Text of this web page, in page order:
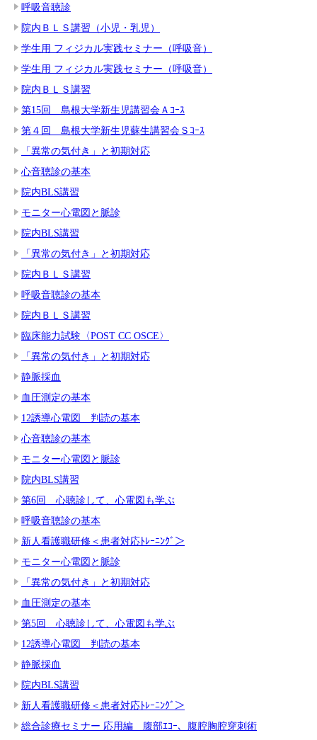
呼吸音聴診
院内ＢＬＳ講習（小児・乳児）
学生用 フィジカル実践セミナー（呼吸音）
学生用 フィジカル実践セミナー（呼吸音）
院内ＢＬＳ講習
第15回 島根大学新生児講習会Ａｺｰｽ
第４回 島根大学新生児蘇生講習会Ｓｺｰｽ
「異常の気付き」と初期対応
心音聴診の基本
院内BLS講習
モニター心電図と脈診
院内BLS講習
「異常の気付き」と初期対応
院内ＢＬＳ講習
呼吸音聴診の基本
院内ＢＬＳ講習
臨床能力試験〈POST CC OSCE〉
「異常の気付き」と初期対応
静脈採血
血圧測定の基本
12誘導心電図 判読の基本
心音聴診の基本
モニター心電図と脈診
院内BLS講習
第6回 心聴診して、心電図も学ぶ
呼吸音聴診の基本
新人看護職研修＜患者対応ﾄﾚｰﾆﾝｸﾞ＞
モニター心電図と脈診
「異常の気付き」と初期対応
血圧測定の基本
第5回 心聴診して、心電図も学ぶ
12誘導心電図 判読の基本
静脈採血
院内BLS講習
新人看護職研修＜患者対応ﾄﾚｰﾆﾝｸﾞ＞
総合診療セミナー 応用編 腹部ｴｺｰ、腹腔胸腔穿刺術